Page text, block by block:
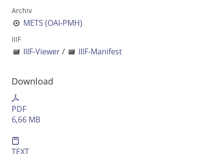
Ausgabe-Optionen
Archiv
METS (OAI-PMH)
IIIF
IIIF-Viewer/ IIIF-Manifest
Download
PDF
6,66 MB
TEXT